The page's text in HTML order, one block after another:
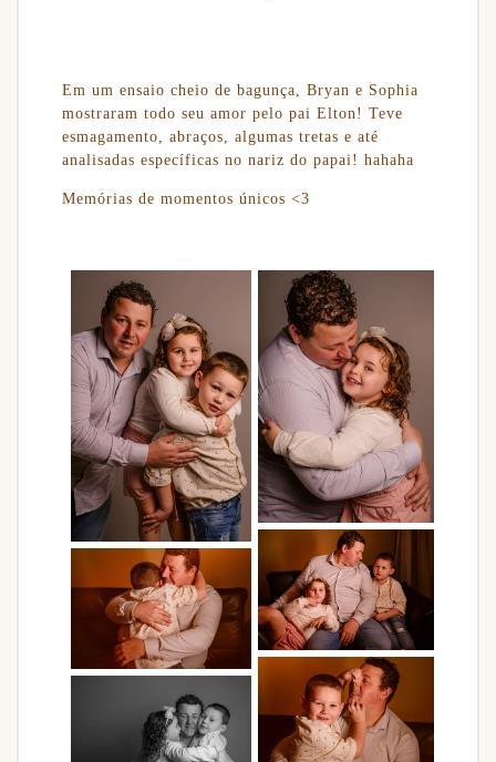
Em um ensaio cheio de bagunça, Bryan e Sophia
mostraram todo seu amor pelo pai Elton! Teve
esmagamento, abraços, algumas tretas e até
analisadas específicas no nariz do papai! hahaha
Memórias de momentos únicos <3